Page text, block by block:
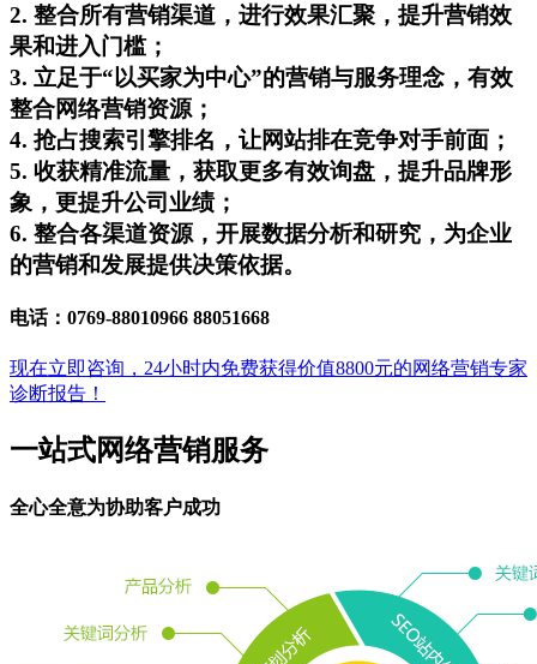
2. 整合所有营销渠道，进行效果汇聚，提升营销效
果和进入门槛；
3. 立足于“以买家为中心”的营销与服务理念，有效
整合网络营销资源；
4. 抢占搜索引擎排名，让网站排在竞争对手前面；
5. 收获精准流量，获取更多有效询盘，提升品牌形
象，更提升公司业绩；
6. 整合各渠道资源，开展数据分析和研究，为企业
的营销和发展提供决策依据。
电话：0769-88010966 88051668
现在立即咨询，24小时内免费获得价值8800元的网络营销专家
诊断报告！
一站式网络营销服务
全心全意为协助客户成功